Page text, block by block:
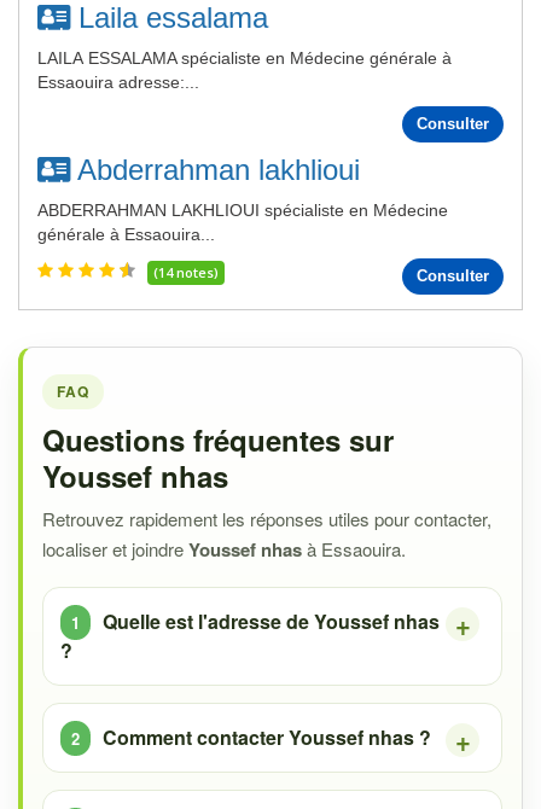
Laila essalama
LAILA ESSALAMA spécialiste en Médecine générale à
Essaouira adresse:...
Consulter
Abderrahman lakhlioui
ABDERRAHMAN LAKHLIOUI spécialiste en Médecine
générale à Essaouira...
(14 notes) Consulter
FAQ
Questions fréquentes sur
Youssef nhas
Retrouvez rapidement les réponses utiles pour contacter,
localiser et joindreYoussef nhasà Essaouira.
Quelle est l'adresse de Youssef nhas
?
Comment contacter Youssef nhas ?